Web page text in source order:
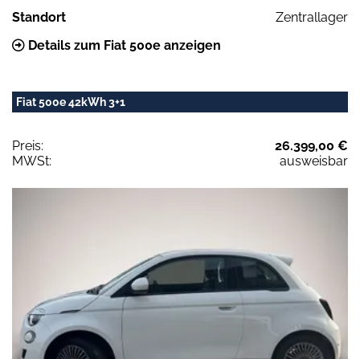
Standort
Zentrallager
Details zum Fiat 500e anzeigen
Fiat 500e 42kWh 3+1
Preis:
26.399,00 €
MWSt:
ausweisbar